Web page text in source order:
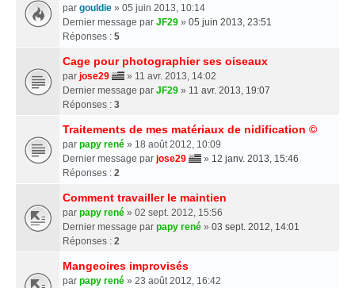
par gouldie » 05 juin 2013, 10:14
Dernier message par JF29 » 05 juin 2013, 23:51
Réponses : 5
Cage pour photographier ses oiseaux
par jose29
» 11 avr. 2013, 14:02
Dernier message par JF29 » 11 avr. 2013, 19:07
Réponses : 3
Traitements de mes matériaux de nidification ©
par papy rené » 18 août 2012, 10:09
Dernier message par jose29 » 12 janv. 2013, 15:46
Réponses : 2
Comment travailler le maintien
par papy rené » 02 sept. 2012, 15:56
Dernier message par papy rené » 03 sept. 2012, 14:01
Réponses : 2
Mangeoires improvisés
par papy rené » 23 août 2012, 16:42